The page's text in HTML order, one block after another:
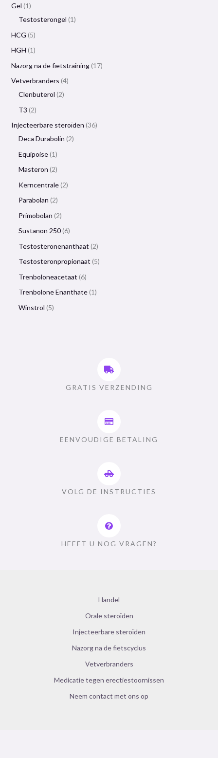
Gel 1
Testosterongel 1
HCG 5
HGH 1
Nazorg na de fietstraining 17
Vetverbranders 4
Clenbuterol 2
T3 2
Injecteerbare steroïden 36
Deca Durabolin 2
Equipoise 1
Masteron 2
Kerncentrale 2
Parabolan 2
Primobolan 2
Sustanon 250 6
Testosteronenanthaat 2
Testosteronpropionaat 5
Trenboloneacetaat 6
Trenbolone Enanthate 1
Winstrol 5
GRATIS VERZENDING
EENVOUDIGE BETALING
VOLG DE INSTRUCTIES
HEEFT U NOG VRAGEN?
Handel
Orale steroïden
Injecteerbare steroïden
Nazorg na de fietscyclus
Vetverbranders
Medicatie tegen erectiestoornissen
Neem contact met ons op